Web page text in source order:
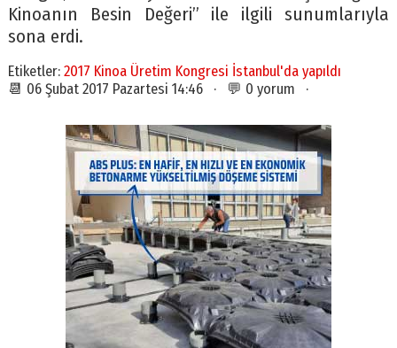
Kinoanın Besin Değeri” ile ilgili sunumlarıyla
sona erdi.
Etiketler: 2017 Kinoa Üretim Kongresi İstanbul'da yapıldı
📆 06 Şubat 2017 Pazartesi 14:46 · 💬 0 yorum ·